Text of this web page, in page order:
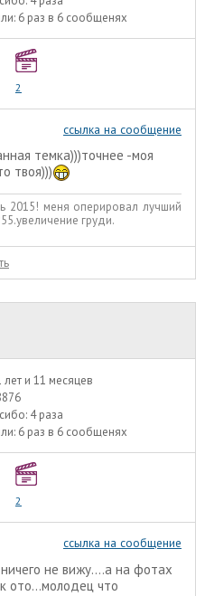
6 раз в 6 сообщенях
2
ссылка на сообщение
темка)))точнее -моя
твоя)))
2015! меня оперировал лучший
груди.
лет и 11 месяцев
4 раза
6 раз в 6 сообщенях
2
ссылка на сообщение
не вижу....а на фотах
ото...молодец что